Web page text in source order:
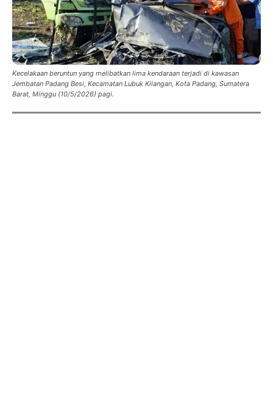
Kecelakaan beruntun yang melibatkan lima kendaraan terjadi di kawasan
Jembatan Padang Besi, Kecamatan Lubuk Kilangan, Kota Padang, Sumatera
Barat, Minggu (10/5/2026) pagi.